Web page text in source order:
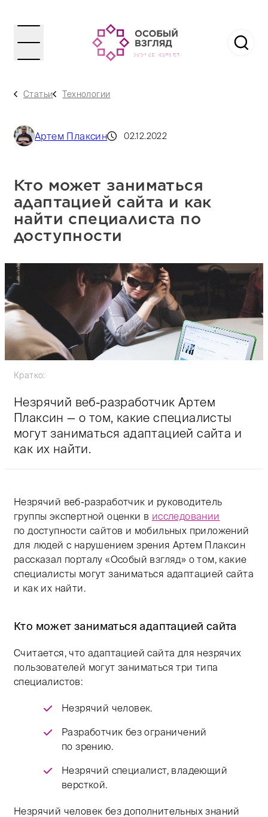
Статьи Технологии
Артем Плаксин 02.12.2022
Кто может заниматься
адаптацией сайта и как
найти специалиста по
доступности
Кратко:
Незрячий веб-разработчик Артем
Плаксин — о том, какие специалисты
могут заниматься адаптацией сайта и
как их найти.
Незрячий веб-разработчик и руководитель
группы экспертной оценки в исследовании
по доступности сайтов и мобильных приложений
для людей с нарушением зрения Артем Плаксин
рассказал порталу «Особый взгляд» о том, какие
специалисты могут заниматься адаптацией сайта
и как их найти.
Кто может заниматься адаптацией сайта
Считается, что адаптацией сайта для незрячих
пользователей могут заниматься три типа
специалистов:
Незрячий человек.
Разработчик без ограничений
по зрению.
Незрячий специалист, владеющий
версткой.
Незрячий человек без дополнительных знаний